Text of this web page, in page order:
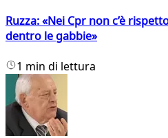
Ruzza: «Nei Cpr non c’è
dentro le gabbie»
1 min di lettura